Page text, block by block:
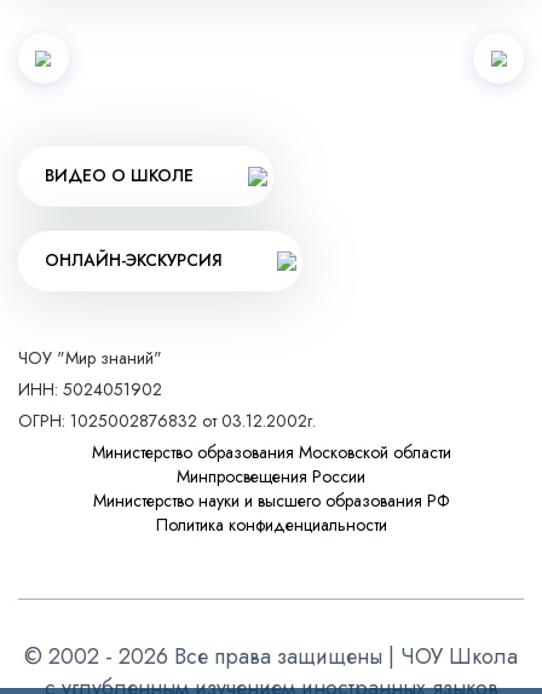
ВИДЕО О ШКОЛЕ
ОНЛАЙН-ЭКСКУРСИЯ
ЧОУ "Мир знаний"
ИНН: 5024051902
ОГРН: 1025002876832 от 03.12.2002г.
Министерство образования Московской области
Минпросвещения России
Министерство науки и высшего образования РФ
Политика конфиденциальности
© 2002 - 2026 Все права защищены | ЧОУ Школа
с углубленным изучением иностранных языков